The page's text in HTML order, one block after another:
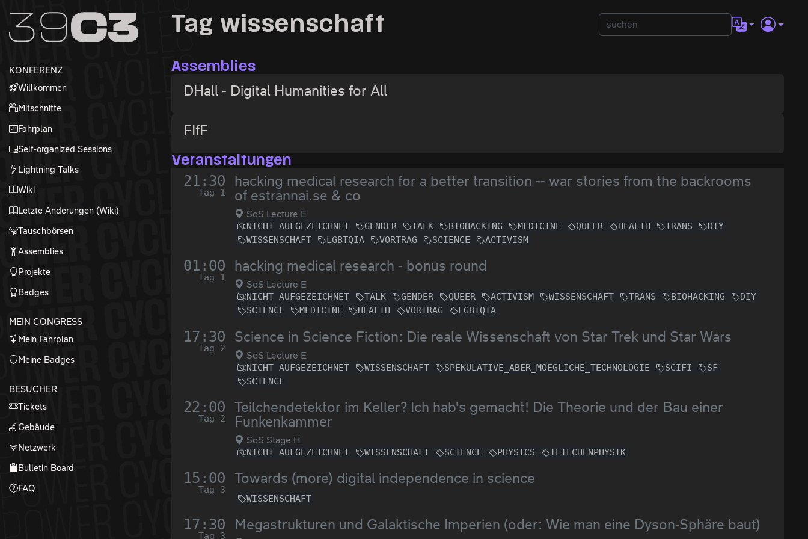
Zum Inhalt
Zum Footer
KONFERENZ
Willkommen
Mitschnitte
Fahrplan
Self-organized Sessions
Lightning Talks
Wiki
Letzte Änderungen (Wiki)
Tauschbörsen
Assemblies
Projekte
Badges
MEIN CONGRESS
Mein Fahrplan
Meine Badges
BESUCHER
Tickets
Gebäude
Netzwerk
Bulletin Board
FAQ
Tag wissenschaft
Assemblies
DHall - Digital Humanities for All
FIfF
Veranstaltungen
21:30
Tag 1
hacking medical research for a better transition -- war stories from the backrooms
of estrannai.se & co
SoS Lecture E
NICHT AUFGEZEICHNET GENDER TALK BIOHACKING MEDICINE QUEER HEALTH TRANS
DIY
WISSENSCHAFT
LGBTQIA VORTRAG SCIENCE ACTIVISM
01:00
Tag 1
hacking medical research - bonus round
SoS Lecture E
NICHT AUFGEZEICHNET TALK GENDER QUEER ACTIVISM WISSENSCHAFT TRANS BIOHACKING
DIY
SCIENCE
MEDICINE HEALTH VORTRAG LGBTQIA
17:30
Tag 2
Science in Science Fiction: Die reale Wissenschaft von Star Trek und Star Wars
SoS Lecture E
NICHT AUFGEZEICHNET WISSENSCHAFT SPEKULATIVE_ABER_MOEGLICHE_TECHNOLOGIE SCIFI
SF
SCIENCE
22:00
Tag 2
Teilchendetektor im Keller? Ich hab's gemacht! Die Theorie und der Bau einer
Funkenkammer
SoS Stage H
NICHT AUFGEZEICHNET WISSENSCHAFT SCIENCE PHYSICS TEILCHENPHYSIK
15:00
Tag 3
Towards (more) digital independence in science
WISSENSCHAFT
17:30
Tag 3
Megastrukturen und Galaktische Imperien (oder: Wie man eine Dyson-Sphäre baut)